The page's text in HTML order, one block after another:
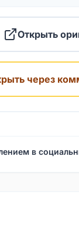
Открыть
через
в